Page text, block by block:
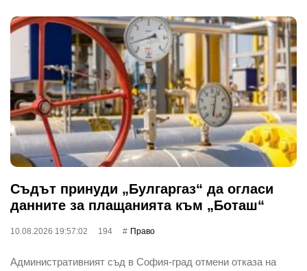
Съдът принуди „Булгаргаз“ да огласи
данните за плащанията към „Боташ“
10.08.2026 19:57:02 194 Право
Административният съд в София-град отмени отказа на